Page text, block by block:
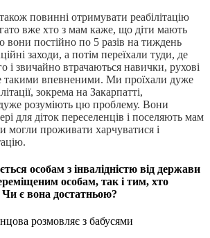
повинні отримувати реабілітацію
вже хто з мам каже, що діти мають
вони постійно по 5 разів на тиждень
заходи, а потім переїхали туди, де
і звичайно втрачаються навички, рухові
такими впевненими. Ми проїхали дуже
зокрема на Закарпатті,
розуміють цю проблему. Вони
для діток переселенців і поселяють мам
могли проживати харчуватися і
особам з інвалідністю від держави
особам, так і тим, хто
є вона достатньою?